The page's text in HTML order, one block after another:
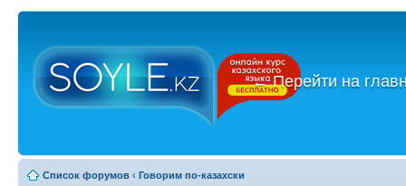
←Перейти на
Список форумов ‹ Говорим по-казахски